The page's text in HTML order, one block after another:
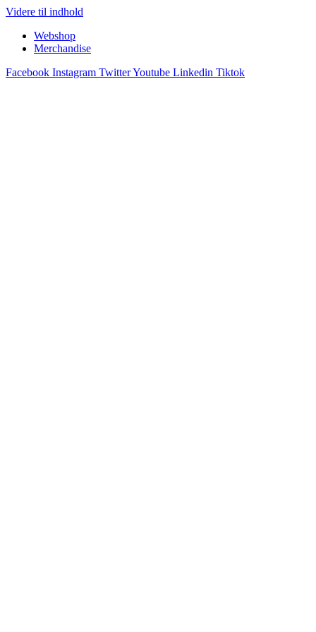
Videre til indhold
Webshop
Merchandise
Facebook Instagram TwitterYoutube Linkedin Tiktok